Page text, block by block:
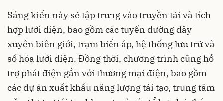
Sáng kiến này sẽ tập trung vào truyền tải và tích
hợp lưới điện, bao gồm các tuyến đường dây
xuyên biên giới, trạm biến áp, hệ thống lưu trữ và
số hóa lưới điện. Đồng thời, chương trình cũng hỗ
trợ phát điện gắn với thương mại điện, bao gồm
các dự án xuất khẩu năng lượng tái tạo, trung tâm